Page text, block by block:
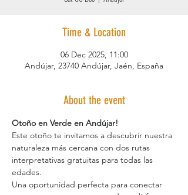
Time & Location
06 Dec 2025, 11:00
Andújar, 23740 Andújar, Jaén, España
About the event
Otoño en Verde en Andújar!
Este otoño te invitamos a descubrir nuestra
naturaleza más cercana con dos rutas
interpretativas gratuitas para todas las
edades.
Una oportunidad perfecta para conectar